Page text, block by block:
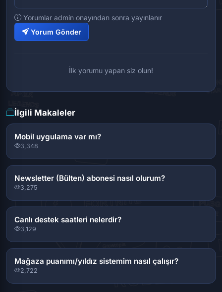
Yorumlar admin onayından sonra yayınlanır
Yorum Gönder
İlk yorumu yapan siz olun!
İlgili Makaleler
Mobil uygulama var mı?
3,348
Newsletter (Bülten) abonesi nasıl olurum?
3,275
Canlı destek saatleri nelerdir?
3,129
Mağaza puanımı/yıldız sistemim nasıl çalışır?
2,722